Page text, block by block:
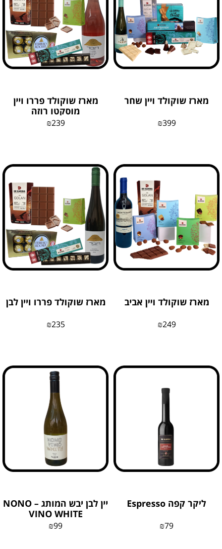
מארז שוקולד ויין שחר
₪399
מארז שוקולד פררו ויין
מוסקטו רוזה
₪239
מארז שוקולד ויין אביב
₪249
מארז שוקולד פררו ויין לבן
₪235
ליקר קפה Espresso
₪79
יין לבן יבש המותג – NONO
VINO WHITE
₪99